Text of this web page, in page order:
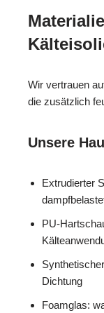
Wir vertrauen
die zusätzlich
Unsere
Extrudierter
PU-
Dichtung
Foamglas: